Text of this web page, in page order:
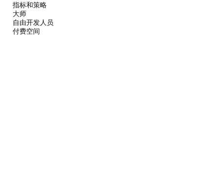
指标和策略
大师
自由开发人员
付费空间